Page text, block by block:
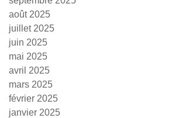
août 2025
juillet 2025
juin 2025
mai 2025
avril 2025
mars 2025
février 2025
janvier 2025